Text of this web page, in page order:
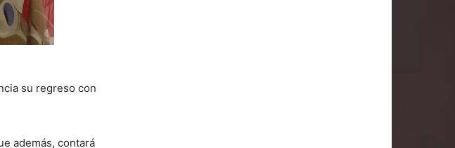
su regreso con
además, contará